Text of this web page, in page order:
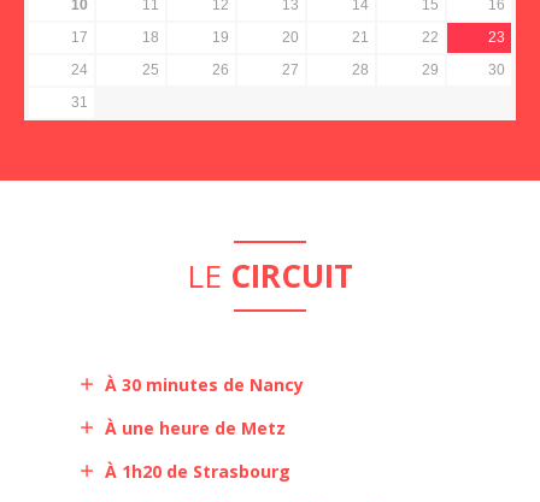
10
11 12 13 14 15
16
17
18 19 20 21 22
23
24
25 26 27 28 29
30
31
LE CIRCUIT
À 30 minutes de Nancy
À une heure de Metz
À 1h20 de Strasbourg